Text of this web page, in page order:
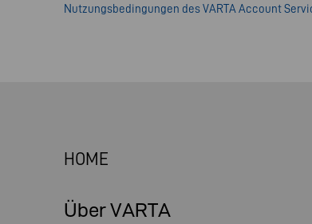
Nutzungsbedingungen des VARTA Account
HOME
Über VARTA